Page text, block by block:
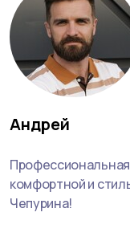
Андрей
комфортной и
Чепурина!